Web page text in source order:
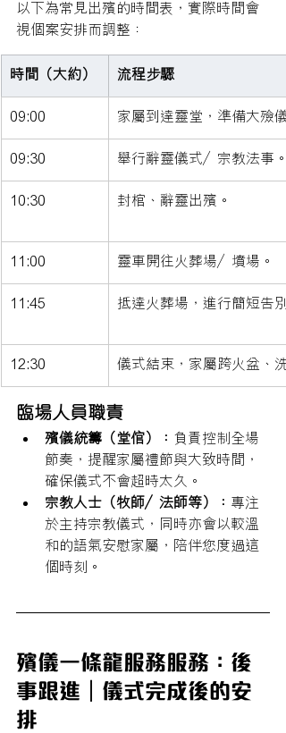
以下為常見出殯的時間表，實際時間會
視個案安排而調整：
時間（大約） 流程步驟
09:00 家屬到達靈堂，準備大殮儀
09:30 舉行辭靈儀式／宗教法事。
10:30 封棺、辭靈出殯。
11:00 靈車開往火葬場／墳場。
11:45 抵達火葬場，進行簡短告
12:30 儀式結束，家屬跨火盆、洗
臨場人員職責
殯儀統籌（堂倌）： 負責控制全場
節奏，提醒家屬禮節與大致時間，
確保儀式不會超時太久。
宗教人士（牧師／法師等）： 專注
於主持宗教儀式，同時亦會以較溫
和的語氣安慰家屬，陪伴您度過這
個時刻。
殯儀一條龍服務服務：後
事跟進｜儀式完成後的安
排